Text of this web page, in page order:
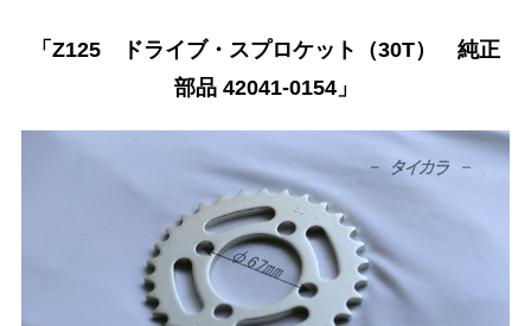
「Z125 ドライブ・スプロケット（30T） 純正
部品 42041-0154」